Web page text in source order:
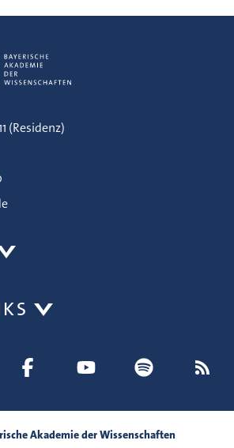
(Residenz)
Akademie der Wissenschaften